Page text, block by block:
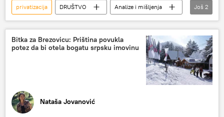
privatizacija DRUŠTVO
Analize i mišljenja
Energija Sputnjika
EPS
Još 2
Bitka za Brezovicu: Priština povukla
potez da bi otela bogatu srpsku imovinu
Nataša Jovanović